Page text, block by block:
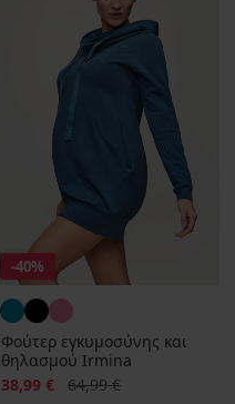
-40%
Φούτερ εγκυμοσύνης και
θηλασμού Irmina
Έκπτωση
38,99 € Αρχική τιμή
64,99 €